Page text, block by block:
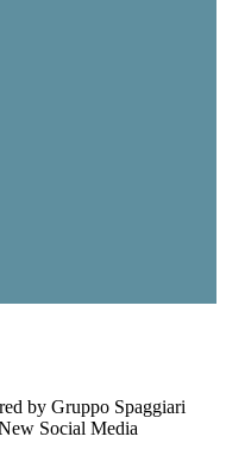
by Gruppo Spaggiari
Social Media